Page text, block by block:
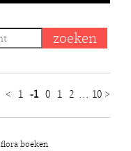
< 1 -1 0 1 2 ... 10 >
flora boeken